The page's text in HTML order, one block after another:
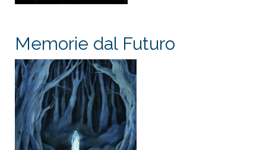
Memorie dal Futuro